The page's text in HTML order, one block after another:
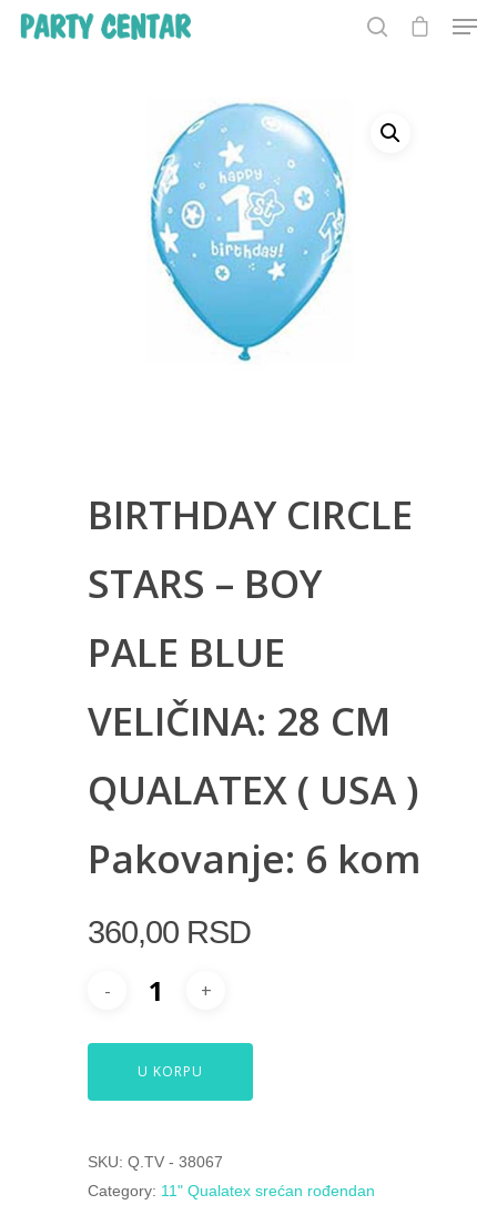
Hit enter to search or ESC to close
BIRTHDAY CIRCLE
STARS – BOY
PALE BLUE
VELIČINA: 28 CM
QUALATEX ( USA )
Pakovanje: 6 kom
360,00 RSD
U KORPU
SKU: Q.TV - 38067
Category: 11" Qualatex srećan rođendan